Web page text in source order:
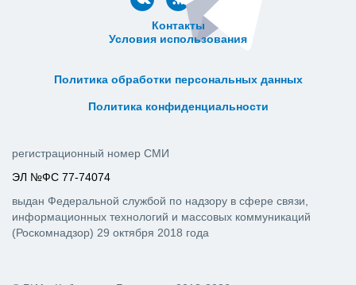
Контакты
Условия использования
Политика обработки персональных данных
Политика конфиденциальности
регистрационный номер СМИ
ЭЛ №ФС 77-74074
выдан Федеральной службой по надзору в сфере связи,
информационных технологий и массовых коммуникаций
(Роскомнадзор) 29 октября 2018 года